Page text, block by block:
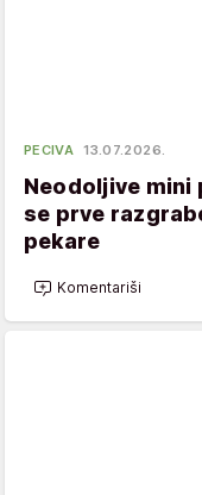
PECIVA 13.07.2026.
Neodoljive mini
se prve
pekare
Komentariši